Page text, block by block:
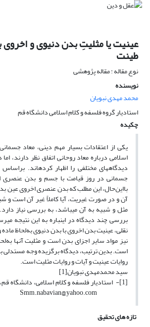
عینیت یا مثلیتِ بدن دنیوی و اخروی
طینت
نوع مقاله : مقاله پژوهشی
نویسنده
محمد مهدی نبویان
استادیار گروه فلسفه و کلام اسلامی دانشگاه قم
چکیده
یکی از اعتقادات بسیار مهم دینی، معاد
اسلامی درباره معاد روحانی اتفاق نظر دارند،
دیدگاه­های مختلفی را اظهار کرده­اند.
جسمانی در روز قیامت با جسم و بدن عنصری
با‌این‌حال، این مطلب که بدن عنصری اخروی عین
آن و در صورت غیریت، آیا کاملاً غیر آن است و
مثل و شبیه به آن می­باشد، به بررسی نیاز
بررسی چند دیدگاه در این­باره به این نتیجه
نقلی، عینیت بدن اخروی با بدن دنیوی به‌لحاظ
نیز مواد سایر اجزای بدن است و مثلیت آنها
است. بدین ترتیب، دیدگاه برگزیده وجه مستدلی
روایات عینیت و آیات و روایات مثلیت است.
سید محمدمهدی نبویان[1]
[1]- استادیار فلسفه و کلام اسلامی، دانشگاه
تازه های تحقیق